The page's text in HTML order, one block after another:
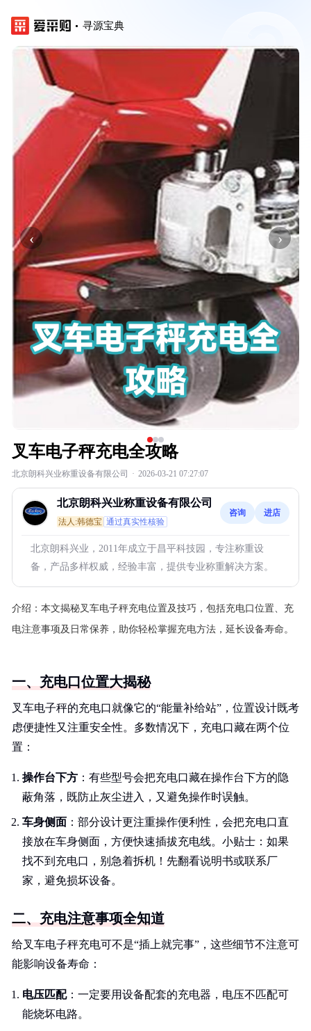
寻源宝典
‹ ›
叉车电子秤充电全攻略
北京朗科兴业称重设备有限公司 · 2026-03-21 07:27:07
北京朗科兴业称重设备有限公司
法人:韩德宝 通过真实性核验
咨询 进店
北京朗科兴业，2011年成立于昌平科技园，专注称重设
备，产品多样权威，经验丰富，提供专业称重解决方案。
介绍： 本文揭秘叉车电子秤充电位置及技巧，包括充电口位置、充
电注意事项及日常保养，助你轻松掌握充电方法，延长设备寿命。
一、充电口位置大揭秘
叉车电子秤的充电口就像它的“能量补给站”，位置设计既考
虑便捷性又注重安全性。多数情况下，充电口藏在两个位
置：
操作台下方 ：有些型号会把充电口藏在操作台下方的隐
蔽角落，既防止灰尘进入，又避免操作时误触。
车身侧面 ：部分设计更注重操作便利性，会把充电口直
接放在车身侧面，方便快速插拔充电线。小贴士：如果
找不到充电口，别急着拆机！先翻看说明书或联系厂
家，避免损坏设备。
二、充电注意事项全知道
给叉车电子秤充电可不是“插上就完事”，这些细节不注意可
能影响设备寿命：
电压匹配：一定要用设备配套的充电器，电压不匹配可
能烧坏电路。